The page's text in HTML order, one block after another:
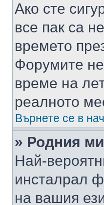
Ако сте
все пак са
времето
Форумите не
време на
реалното
Върнете се в
» Родния
Най-
инсталрал
на вашия